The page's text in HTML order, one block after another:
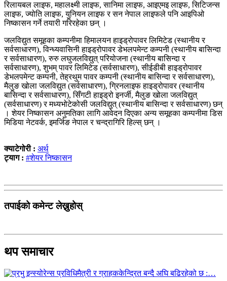
रिलायबल लाइफ, महालक्ष्मी लाइफ, सानिमा लाइफ, आइएमइ लाइफ, सिटिजन्स
लाइफ, ज्योति लाइफ, युनियन लाइफ र सन नेपाल लाइफले पनि आइपिओ
निष्कासन गर्ने तयारी गरिरहेका छन् ।
जलविद्युत समूहका कम्पनीमा हिमालयन हाइड्रोपावर लिमिटेड (स्थानीय र
सर्वसाधारण), विन्ध्यवासिनी हाइड्रोपावर डेभलपमेन्ट कम्पनी (स्थानीय बासिन्दा
र सर्वसाधारण), रुरु लघुजलविद्युत् परियोजना (स्थानीय बासिन्दा र
सर्वसाधारण), शुभम् पावर लिमिटेड (सर्वसाधारण), सीईडीबी हाइड्रोपावर
डेभलपमेन्ट कम्पनी, तेह्रथुम पावर कम्पनी (स्थानीय बासिन्दा र सर्वसाधारण),
मैलुङ खोला जलविद्युत (सर्वसाधारण), ग्रिनलाइफ हाइड्रोपावर (स्थानीय
बासिन्दा र सर्वसाधारण), सिँगटी हाइड्रो इनर्जी, मैलुङ खोला जलविद्युत्
(सर्वसाधारण) र मध्यभोटेकोसी जलविद्युत् (स्थानीय बासिन्दा र सर्वसाधारण) छन्
। शेयर निष्कासन अनुमतिका लागि आवेदन दिएका अन्य समूहका कम्पनीमा डिस
मिडिया नेटवर्क, इमर्जिङ नेपाल र चन्द्रागिरि हिल्स् छन् ।
क्याटेगोरी : अर्थ
ट्याग : #शेयर निष्कासन
तपाईको कमेन्ट लेख्नुहोस्
थप समाचार